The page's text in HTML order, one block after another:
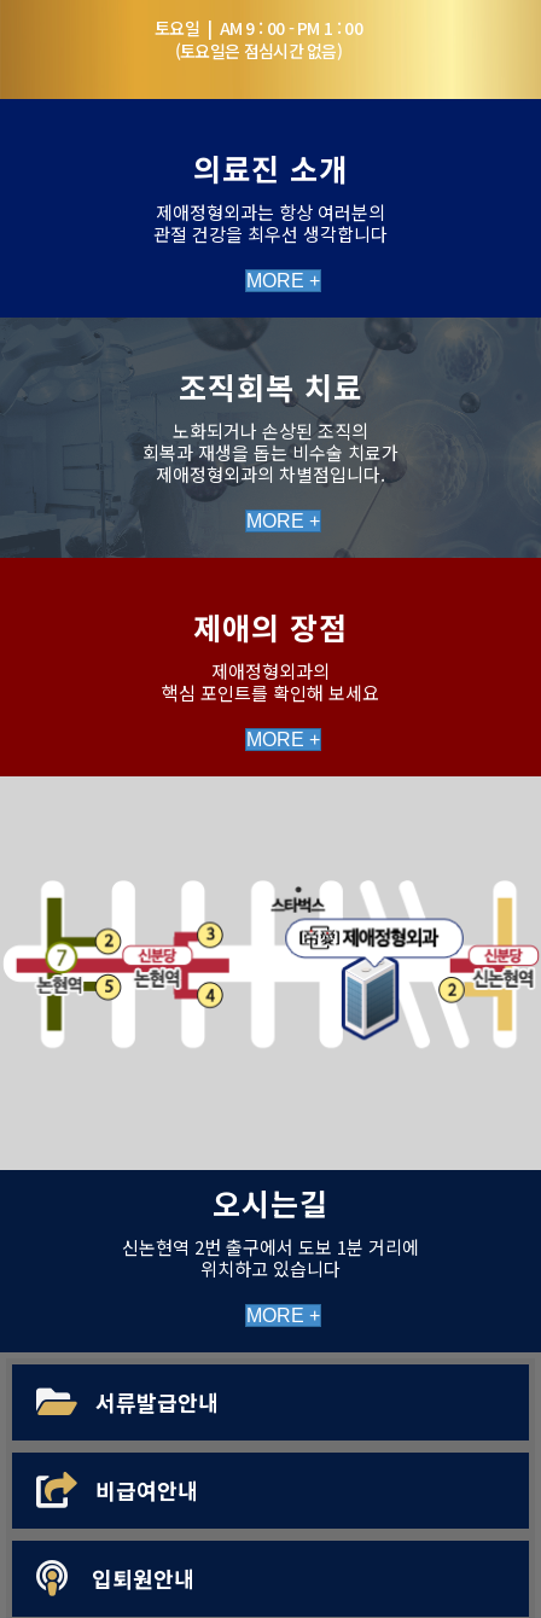
토요일 | AM 9 : 00 - PM 1 : 00
(토요일은 점심시간 없음)
의료진 소개
제애정형외과는 항상 여러분의
관절 건강을 최우선 생각합니다
MORE +
조직회복 치료
노화되거나 손상된 조직의
회복과 재생을 돕는 비수술 치료가
제애정형외과의 차별점입니다.
MORE +
제애의 장점
제애정형외과의
핵심 포인트를 확인해 보세요
MORE +
오시는길
신논현역 2번 출구에서 도보 1분 거리에
위치하고 있습니다
MORE +
서류발급안내
비급여안내
입퇴원안내